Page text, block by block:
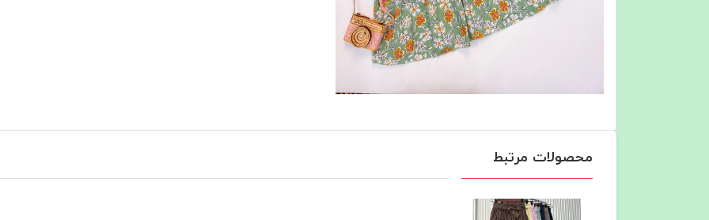
محصولات مرتبط